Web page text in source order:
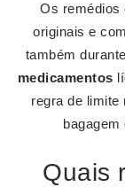
Os remédios
originais e
também
medicamentos
regra de limite
bagagem
Quais